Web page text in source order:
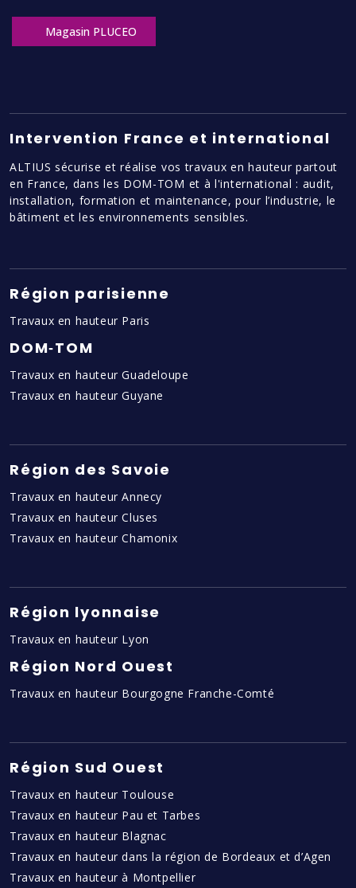
Magasin PLUCEO
Intervention France et international
ALTIUS sécurise et réalise vos travaux en hauteur partout
en France, dans les DOM-TOM et à l'international : audit,
installation, formation et maintenance, pour l’industrie, le
bâtiment et les environnements sensibles.
Région parisienne
Travaux en hauteur Paris
DOM‑TOM
Travaux en hauteur Guadeloupe
Travaux en hauteur Guyane
Région des Savoie
Travaux en hauteur Annecy
Travaux en hauteur Cluses
Travaux en hauteur Chamonix
Région lyonnaise
Travaux en hauteur Lyon
Région Nord Ouest
Travaux en hauteur Bourgogne Franche-Comté
Région Sud Ouest
Travaux en hauteur Toulouse
Travaux en hauteur Pau et Tarbes
Travaux en hauteur Blagnac
Travaux en hauteur dans la région de Bordeaux et d’Agen
Travaux en hauteur à Montpellier